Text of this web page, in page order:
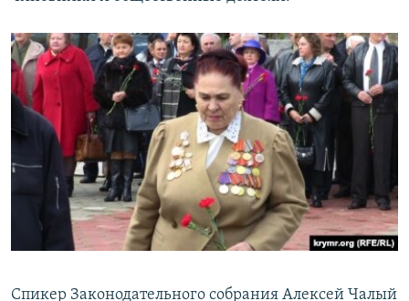
Спикер Законодательного собрания Алексей Чалый